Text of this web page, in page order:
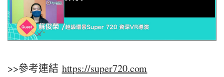
>>參考連結 https://super720.com